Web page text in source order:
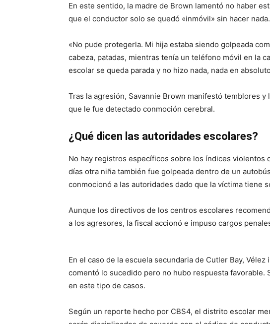
En este sentido, la madre de Brown lamentó no haber
que el conductor solo se quedó «inmóvil» sin hacer nada.
«No pude protegerla. Mi hija estaba siendo golpeada
cabeza, patadas, mientras tenía un teléfono móvil en la
escolar se queda parada y no hizo nada, nada en
Tras la agresión, Savannie Brown manifestó temblores
que le fue detectado conmoción cerebral.
¿Qué dicen las autoridades escolares?
No hay registros específicos sobre los índices violentos
días otra niña también fue golpeada dentro de un
conmocionó a las autoridades dado que la víctima tiene
Aunque los directivos de los centros escolares
a los agresores, la fiscal accionó e impuso cargos
En el caso de la escuela secundaria de Cutler Bay,
comentó lo sucedido pero no hubo respuesta favorable.
en este tipo de casos.
Según un reporte hecho por CBS4, el distrito escolar